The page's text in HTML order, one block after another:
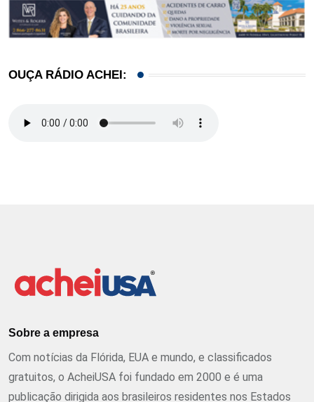
OUÇA RÁDIO ACHEI:
Sobre a empresa
Com notícias da Flórida, EUA e mundo, e classificados
gratuitos, o AcheiUSA foi fundado em 2000 e é uma
publicação dirigida aos brasileiros residentes nos Estados